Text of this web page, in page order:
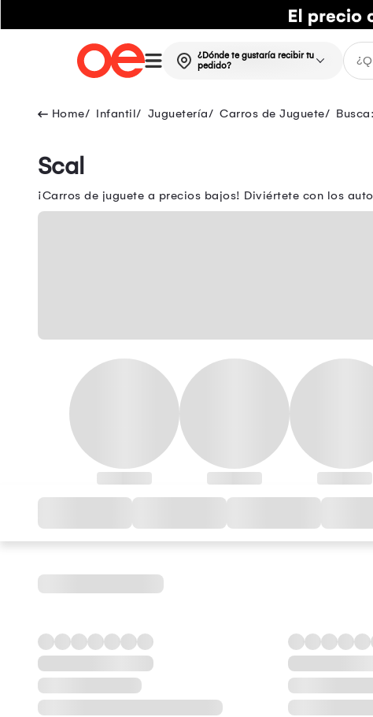
¿Dónde te gustaría recibir tu
pedido?
Infantil Juguetería Carros de Juguete
Scal
¡Carros de juguete a precios bajos! Diviértete con los